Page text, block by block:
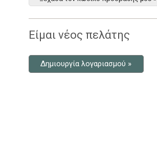
Είμαι νέος πελάτης
Δημιουργία λογαριασμού »